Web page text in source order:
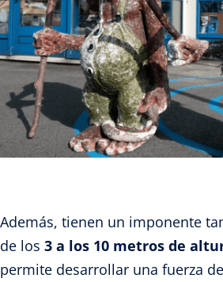
Además, tienen un imponente
de los 3 a los 10 metros de
permite desarrollar una fuerza